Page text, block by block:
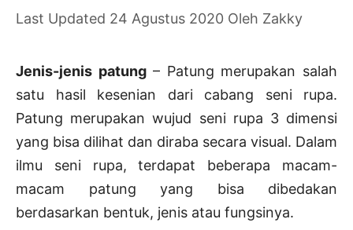
24 Agustus 2020 Oleh Zakky
Jenis-jenis patung– Patung merupakan salah
satu hasil kesenian dari cabang seni rupa.
Patung merupakan wujud seni rupa 3 dimensi
yang bisa dilihat dan diraba secara visual. Dalam
ilmu seni rupa, terdapat beberapa macam-
macam patung yang bisa dibedakan
berdasarkan bentuk, jenis atau fungsinya.